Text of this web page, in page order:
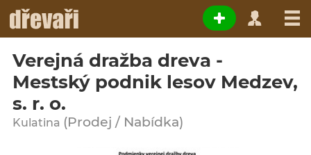
Verejná dražba dreva -
Mestský podnik lesov Medzev,
s. r. o.
Kulatina (Prodej / Nabídka)